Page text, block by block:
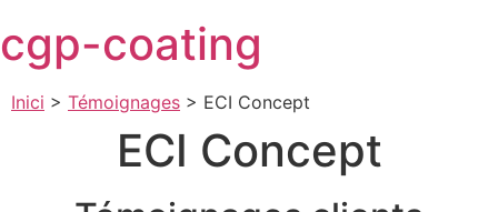
to
content
cgp-coating
Inici > Témoignages > ECI Concept
ECI Concept